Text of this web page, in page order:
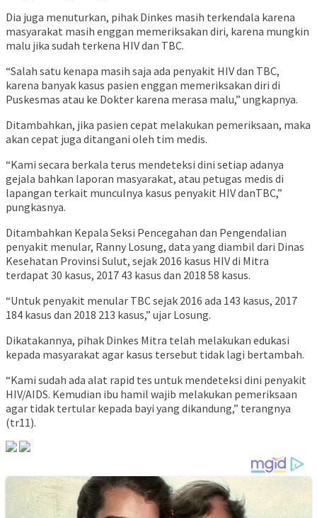
Dia juga menuturkan, pihak Dinkes masih terkendala karena
masyarakat masih enggan memeriksakan diri, karena mungkin
malu jika sudah terkena HIV dan TBC.
“Salah satu kenapa masih saja ada penyakit HIV dan TBC,
karena banyak kasus pasien enggan memeriksakan diri di
Puskesmas atau ke Dokter karena merasa malu,” ungkapnya.
Ditambahkan, jika pasien cepat melakukan pemeriksaan, maka
akan cepat juga ditangani oleh tim medis.
“Kami secara berkala terus mendeteksi dini setiap adanya
gejala bahkan laporan masyarakat, atau petugas medis di
lapangan terkait munculnya kasus penyakit HIV danTBC,”
pungkasnya.
Ditambahkan Kepala Seksi Pencegahan dan Pengendalian
penyakit menular, Ranny Losung, data yang diambil dari Dinas
Kesehatan Provinsi Sulut, sejak 2016 kasus HIV di Mitra
terdapat 30 kasus, 2017 43 kasus dan 2018 58 kasus.
“Untuk penyakit menular TBC sejak 2016 ada 143 kasus, 2017
184 kasus dan 2018 213 kasus,” ujar Losung.
Dikatakannya, pihak Dinkes Mitra telah melakukan edukasi
kepada masyarakat agar kasus tersebut tidak lagi bertambah.
“Kami sudah ada alat rapid tes untuk mendeteksi dini penyakit
HIV/AIDS. Kemudian ibu hamil wajib melakukan pemeriksaan
agar tidak tertular kepada bayi yang dikandung,” terangnya
(tr11).